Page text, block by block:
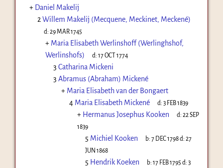
+ Daniel Makelij
2 Willem Makelij (Mecquene, Meckinet, Meckené)
d:29 MAR 1745
+ Maria Elisabeth Werlinshoff (Werlinghshof,
Werlinshofs)
d:17 OCT 1774
3 Catharina Mickeni
3 Abramus (Abraham) Mickené
+ Maria Elisabeth van der Bongaert
4 Maria Elisabeth Mickené d:3 FEB 1839
+ Hermanus Josephus Kooken d:22 SEP
1839
5 Michiel Kooken b:7 DEC 1798d:27
JUN 1868
5 Hendrik Koeken b:17 FEB 1795 d:3